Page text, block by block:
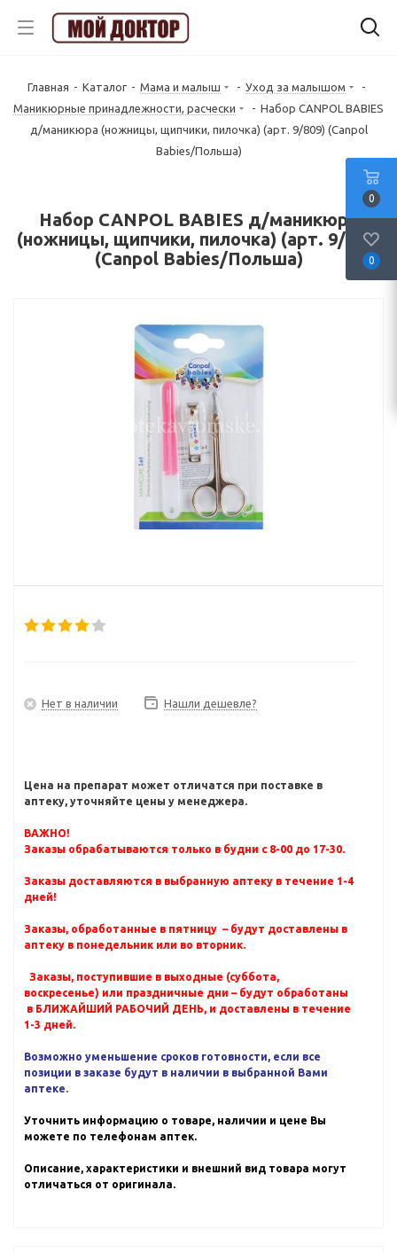
Главная - Каталог - Мама и малыш - Уход за малышом
-
Маникюрные принадлежности, расчески
- Набор CANPOL BABIES
д/маникюра (ножницы, щипчики, пилочка) (арт. 9/809) (Canpol
Babies/Польша)
Набор CANPOL BABIES д/маникюра
(ножницы, щипчики, пилочка) (арт. 9/809)
(Canpol Babies/Польша)
Нет в наличии Нашли дешевле?
Цена на препарат может отличатся при поставке в
аптеку, уточняйте цены у менеджера.
ВАЖНО!
Заказы обрабатываются только в будни с 8-00 до 17-30.
Заказы доставляются в выбранную аптеку в течение 1-4
дней!
Заказы, обработанные в пятницу – будут доставлены в
аптеку в понедельник или во вторник.
Заказы, поступившие в выходные (суббота,
воскресенье) или праздничные дни – будут обработаны
в БЛИЖАЙШИЙ РАБОЧИЙ ДЕНЬ, и доставлены в течение
1-3 дней.
Возможно уменьшение сроков готовности, если все
позиции в заказе будут в наличии в выбранной Вами
аптеке.
Уточнить информацию о товаре, наличии и цене Вы
можете по телефонам аптек.
Описание, характеристики и внешний вид товара могут
отличаться от оригинала.
0
0